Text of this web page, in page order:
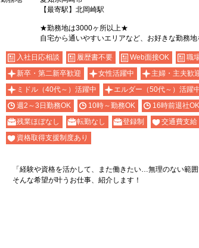
【最寄駅】北岡崎駅
★勤務地は3000ヶ所以上★
自宅から通いやすいエリアなど、お好きな勤務地
入社日応相談 履歴書不要 Web面接OK 職
新卒・第二新卒歓迎
女性活躍中 主婦・主夫歓
ミドル（40代～）活躍中
エルダー（50代～）活躍
週2～3日勤務OK
10時～勤務OK 16時前退社OK
残業ほぼなし
転勤なし 登録制 交通費支給
資格取得支援制度あり
「経験や資格を活かして、また働きたい…無理のない範囲
そんな希望が叶うお仕事、紹介します！